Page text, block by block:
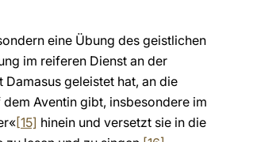
eine Übung des geistlichen
im reiferen Dienst an der
geleistet hat, an die
Aventin gibt, insbesondere im
[15] hinein und versetzt sie in die